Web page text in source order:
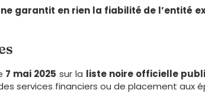
ne garantit en rien la fiabilité de
7 mai 2025 sur la liste noire officielle
services financiers ou de placement aux